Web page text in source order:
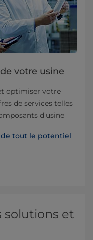
votre usine
optimiser votre
de services telles
d’usine
de tout le potentiel
solutions et